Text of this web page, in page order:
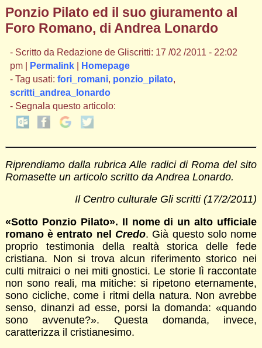
Ponzio Pilato ed il suo giuramento al
Foro Romano, di Andrea Lonardo
- Scritto da Redazione de Gliscritti: 17 /02 /2011 - 22:02
pm |
Permalink|
Homepage
- Tag usati: fori_romani, ponzio_pilato,
scritti_andrea_lonardo
- Segnala questo articolo:
Riprendiamo dalla rubrica Alle radici di Roma del sito
Romasette un articolo scritto da Andrea Lonardo.
Il Centro culturale Gli scritti (17/2/2011)
«Sotto Ponzio Pilato». Il nome di un alto ufficiale
romano è entrato nel Credo. Già questo solo nome
proprio testimonia della realtà storica delle fede
cristiana. Non si trova alcun riferimento storico nei
culti mitraici o nei miti gnostici. Le storie lì raccontate
non sono reali, ma mitiche: si ripetono eternamente,
sono cicliche, come i ritmi della natura. Non avrebbe
senso, dinanzi ad esse, porsi la domanda: «quando
sono avvenute?». Questa domanda, invece,
caratterizza il cristianesimo.